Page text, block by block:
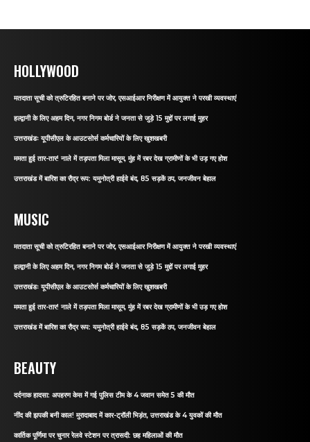
HOLLYWOOD
मतदाता सूची को त्रुटिरहित बनाने पर जोर, एसआईआर निरीक्षण में आयुक्त ने परखी व्यवस्थाएं
हल्द्वानी के लिए अहम दिन, नगर निगम बोर्ड ने जनता से जुड़े 15 मुद्दों पर लगाई मुहर
उत्तराखंडः यूपीसीएल के आउटसोर्स कर्मचारियों के लिए खुशखबरी
ममता हुई तार-तार! नाले में तड़पता मिला मासूम, मुंह में रबर देख ग्रामीणों के भी उड़ गए होश
उत्तराखंड में बारिश का रौद्र रूप: यमुनोत्री हाईवे बंद, 85 सड़कें ठप, जनजीवन बेहाल
MUSIC
मतदाता सूची को त्रुटिरहित बनाने पर जोर, एसआईआर निरीक्षण में आयुक्त ने परखी व्यवस्थाएं
हल्द्वानी के लिए अहम दिन, नगर निगम बोर्ड ने जनता से जुड़े 15 मुद्दों पर लगाई मुहर
उत्तराखंडः यूपीसीएल के आउटसोर्स कर्मचारियों के लिए खुशखबरी
ममता हुई तार-तार! नाले में तड़पता मिला मासूम, मुंह में रबर देख ग्रामीणों के भी उड़ गए होश
उत्तराखंड में बारिश का रौद्र रूप: यमुनोत्री हाईवे बंद, 85 सड़कें ठप, जनजीवन बेहाल
BEAUTY
दर्दनाक हादसा: अपहरण केस में गई पुलिस टीम के 4 जवान समेत 5 की मौत
नींद की झपकी बनी काल! मुरादाबाद में कार-ट्रॉली भिड़ंत, उत्तराखंड के 4 युवकों की मौत
कार्तिक पूर्णिमा पर चुनार रेलवे स्टेशन पर त्रासदी: छह महिलाओं की मौत